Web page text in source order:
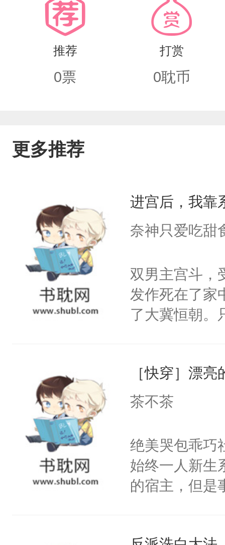
伤及根本陷入沉睡，等待下一个天机
要他能平安一生，足矣……“阿晏，对
推荐
0票
打赏
0耽币
更多推荐
进宫后，我靠
奈神只爱吃甜
双男主宫斗，
发作死在了家
了大冀恒朝。
惜被人暗害
绝。主神知晓
朝，一个从未
为三种性别。
构与男子相同
了一颗红色的
人，最终坐上
［快穿］漂
茶不茶
绝美哭包乖巧
始终一人新生
的宿主，但